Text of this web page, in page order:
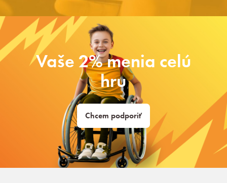
Vaše 2% menia celú
hru
Chcem podporiť